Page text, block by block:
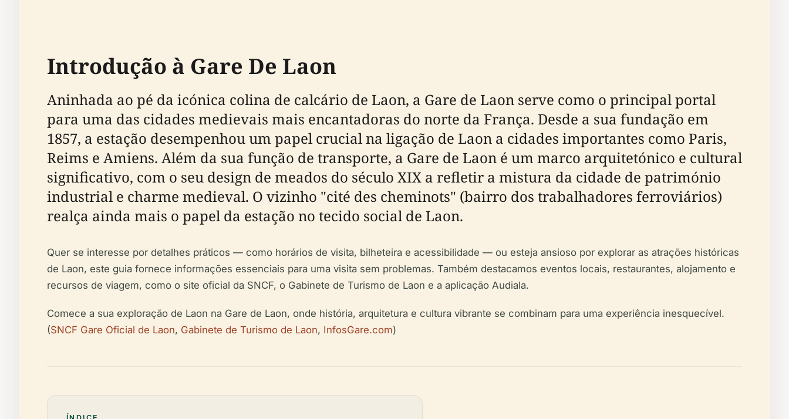
Introdução à Gare De Laon
Aninhada ao pé da icónica colina de calcário de Laon, a Gare de Laon serve como o principal portal
para uma das cidades medievais mais encantadoras do norte da França. Desde a sua fundação em
1857, a estação desempenhou um papel crucial na ligação de Laon a cidades importantes como Paris,
Reims e Amiens. Além da sua função de transporte, a Gare de Laon é um marco arquitetónico e cultural
significativo, com o seu design de meados do século XIX a refletir a mistura da cidade de património
industrial e charme medieval. O vizinho "cité des cheminots" (bairro dos trabalhadores ferroviários)
realça ainda mais o papel da estação no tecido social de Laon.
Quer se interesse por detalhes práticos — como horários de visita, bilheteira e acessibilidade — ou esteja ansioso por explorar as atrações históricas
de Laon, este guia fornece informações essenciais para uma visita sem problemas. Também destacamos eventos locais, restaurantes, alojamento e
recursos de viagem, como o site oficial da SNCF, o Gabinete de Turismo de Laon e a aplicação Audiala.
Comece a sua exploração de Laon na Gare de Laon, onde história, arquitetura e cultura vibrante se combinam para uma experiência inesquecível.
(SNCF Gare Oficial de Laon, Gabinete de Turismo de Laon, InfosGare.com)